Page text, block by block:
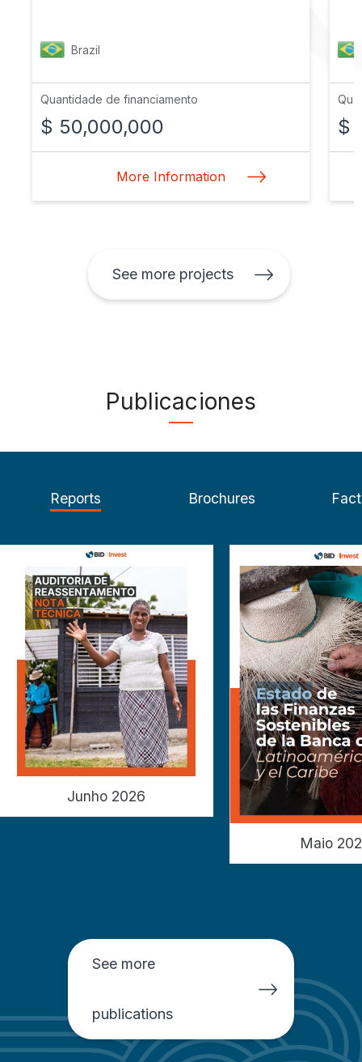
Brazil
Quantidade de financiamento
$ 50,000,000
More Information
$
See more projects
Publicaciones
Reports Brochures
Junho 2026
Maio
See more
publications